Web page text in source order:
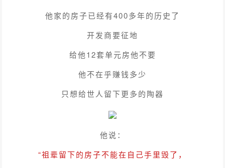
他家的房子已经有400多年的历史了
开发商要征地
给他12套单元房他不要
他不在乎赚钱多少
只想给世人留下更多的陶器
他说：
“祖辈留下的房子不能在自己手里毁了，